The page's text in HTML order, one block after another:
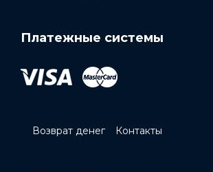
Платежные системы
Возврат денег Контакты